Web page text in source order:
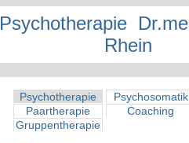
Psychotherapie
Rhein
Psychotherapie
Psychosomatik
Paartherapie
Coaching
Gruppentherapie